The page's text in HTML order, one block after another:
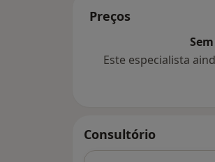
Preços
Este especialista
Consultório